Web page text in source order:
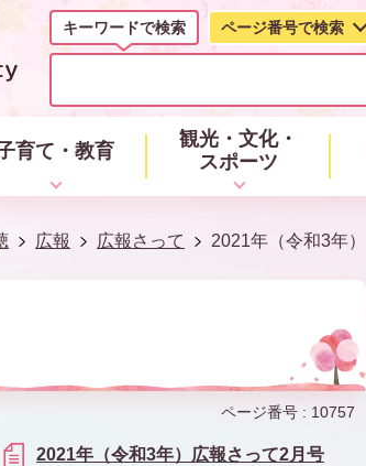
キーワードで検索 ページ番号で検索
キ
ワ
ド
で
検
育て・教育
観光・文化・
スポーツ
広報 広報さって 2021年（令和3年）
ページ番号 : 10757
2021年（令和3年）広報さって2月号